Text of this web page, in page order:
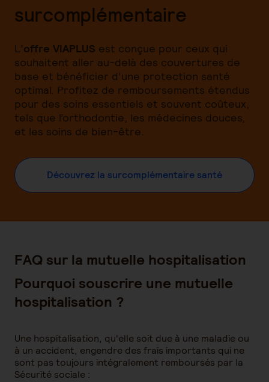
surcomplémentaire
L’offre VIAPLUS est conçue pour ceux qui
souhaitent aller au-delà des couvertures de
base et bénéficier d’une protection santé
optimal. Profitez de remboursements étendus
pour des soins essentiels et souvent coûteux,
tels que l’orthodontie, les médecines douces,
et les soins de bien-être.
Découvrez la surcomplémentaire santé
FAQ sur la mutuelle hospitalisation
Pourquoi souscrire une mutuelle
hospitalisation ?
Une hospitalisation, qu'elle soit due à une maladie ou
à un accident, engendre des frais importants qui ne
sont pas toujours intégralement remboursés par la
Sécurité sociale :